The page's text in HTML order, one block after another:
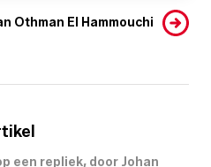
Othman El Hammouchi
een repliek, door Johan